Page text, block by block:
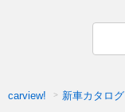
carview! 新車カタログ